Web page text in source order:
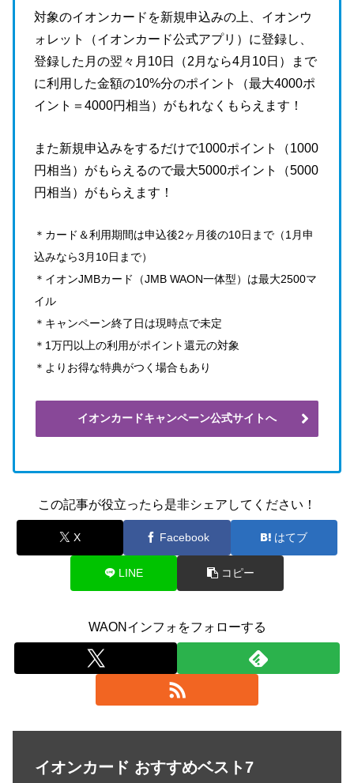
対象のイオンカードを新規申込みの上、イオンウ
ォレット（イオンカード公式アプリ）に登録し、
登録した月の翌々月10日（2月なら4月10日）まで
に利用した金額の10%分のポイント（最大4000ポ
イント＝4000円相当）がもれなくもらえます！
また新規申込みをするだけで1000ポイント（1000
円相当）がもらえるので最大5000ポイント（5000
円相当）がもらえます！
＊カード＆利用期間は申込後2ヶ月後の10日まで（1月申
込みなら3月10日まで）
＊イオンJMBカード（JMB WAON一体型）は最大2500マ
イル
＊キャンペーン終了日は現時点で未定
＊1万円以上の利用がポイント還元の対象
＊よりお得な特典がつく場合もあり
イオンカードキャンペーン公式サイトへ
この記事が役立ったら是非シェアしてください！
X Facebook はてブ
LINE コピー
WAONインフォをフォローする
イオンカード おすすめベスト7